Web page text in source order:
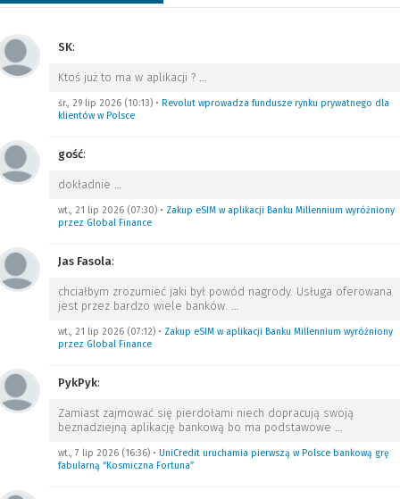
SK:
Ktoś już to ma w aplikacji ? …
śr., 29 lip 2026 (10:13) • Revolut wprowadza fundusze rynku prywatnego dla
klientów w Polsce
gość:
dokładnie …
wt., 21 lip 2026 (07:30) • Zakup eSIM w aplikacji Banku Millennium wyróżniony
przez Global Finance
Jas Fasola:
chciałbym zrozumieć jaki był powód nagrody. Usługa oferowana
jest przez bardzo wiele banków. …
wt., 21 lip 2026 (07:12) • Zakup eSIM w aplikacji Banku Millennium wyróżniony
przez Global Finance
PykPyk:
Zamiast zajmować się pierdołami niech dopracują swoją
beznadziejną aplikację bankową bo ma podstawowe …
wt., 7 lip 2026 (16:36) • UniCredit uruchamia pierwszą w Polsce bankową grę
fabularną “Kosmiczna Fortuna”